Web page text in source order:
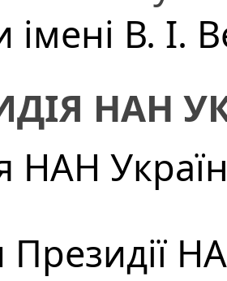
імені В. І.
НАН
НАН